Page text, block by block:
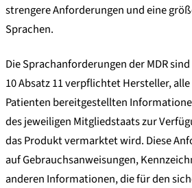
strengere Anforderungen und eine
Sprachen.
Die Sprachanforderungen der MDR
10 Absatz 11 verpflichtet Hersteller,
Patienten bereitgestellten
des jeweiligen Mitgliedstaats zur
das Produkt vermarktet wird. Diese
auf Gebrauchsanweisungen,
anderen Informationen, die für den